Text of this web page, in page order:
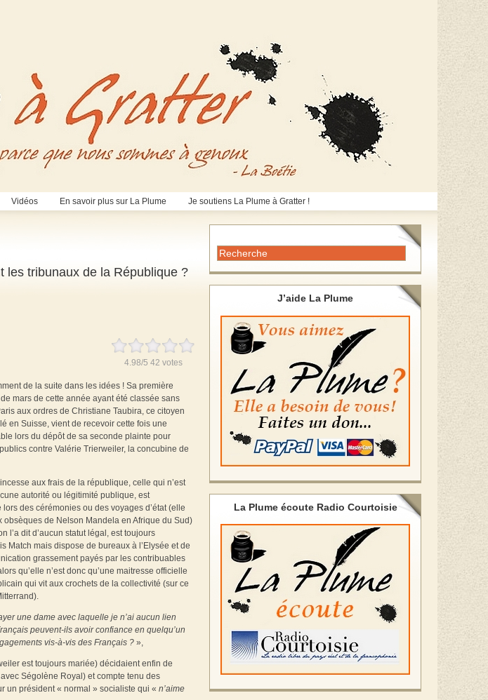
Vidéos En savoir plus sur La Plume Je soutiens La Plume à Gratter !
les tribunaux de la République ?
4.98/5 42 votes
de la suite dans les idées ! Sa première
mars de cette année ayant été classée sans
aux ordres de Christiane Taubira, ce citoyen
en Suisse, vient de recevoir cette fois une
lors du dépôt de sa seconde plainte pour
contre Valérie Trierweiler, la concubine de
aux frais de la république, celle qui n’est
autorité ou légitimité publique, est
des cérémonies ou des voyages d’état (elle
obsèques de Nelson Mandela en Afrique du Sud)
l’a dit d’aucun statut légal, est toujours
Match mais dispose de bureaux à l’Elysée et de
grassement payés par les contribuables
qu’elle n’est donc qu’une maitresse officielle
qui vit aux crochets de la collectivité (sur ce
une dame avec laquelle je n’ai aucun lien
peuvent-ils avoir confiance en quelqu’un
vis-à-vis des Français ? »,
est toujours mariée) décidaient enfin de
Ségolène Royal) et compte tenu des
un président « normal » socialiste qui « n’aime
J’aide La Plume
La Plume écoute Radio Courtoisie